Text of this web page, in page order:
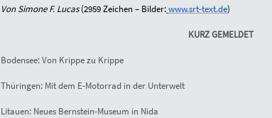
Von Simone F. Lucas (2959Zeichen – Bilder:www.srt-text.de)
KURZ GEMELDET
Bodensee: Von Krippe zu Krippe
Thüringen: Mit dem E-Motorrad in der Unterwelt
Litauen: Neues Bernstein-Museum in Nida